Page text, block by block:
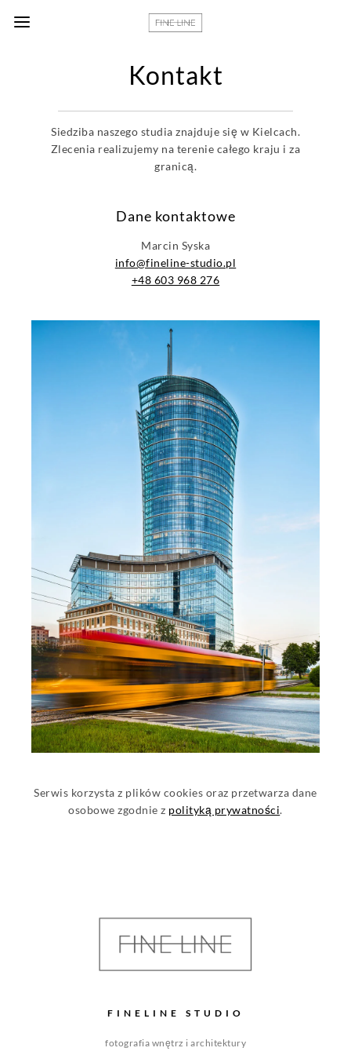
Kontakt
Siedziba naszego studia znajduje się w Kielcach.
Zlecenia realizujemy na terenie całego kraju i za
granicą.
Dane kontaktowe
Marcin Syska
info@fineline-studio.pl
+48 603 968 276
Serwis korzysta z plików cookies oraz przetwarza dane
osobowe zgodnie z polityką prywatności.
FINELINE STUDIO
fotografia wnętrz i architektury